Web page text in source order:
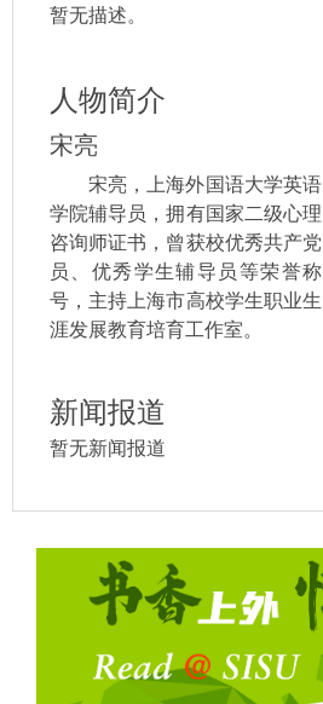
暂无描述。
人物简介
宋亮
宋亮，上海外国语大学英语
学院辅导员，拥有国家二级心理
咨询师证书，曾获校优秀共产党
员、优秀学生辅导员等荣誉称
号，主持上海市高校学生职业生
涯发展教育培育工作室。
新闻报道
暂无新闻报道